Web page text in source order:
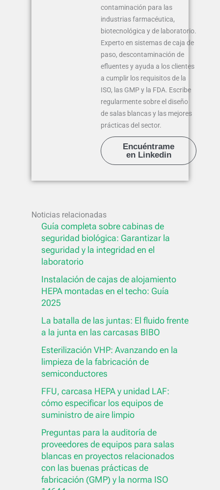
contaminación para las
industrias farmacéutica,
biotecnológica y de laboratorio.
Experto en sistemas de caja de
paso, descontaminación de
efluentes y ayuda a los clientes
a cumplir los requisitos de la
ISO, las GMP y la FDA. Escribe
regularmente sobre el diseño
de salas blancas y las mejores
prácticas del sector.
Encuéntrame
en Linkedin
Noticias relacionadas
Guía completa sobre cabinas de
seguridad biológica: Garantizar la
seguridad y la integridad en el
laboratorio
Instalación de cajas de alojamiento
HEPA montadas en el techo: Guía
2025
La batalla de las juntas: El fluido frente
a la junta en las carcasas BIBO
Esterilización VHP: Avanzando en la
limpieza de la fabricación de
semiconductores
FFU, carcasa HEPA y unidad LAF:
cómo especificar los equipos de
suministro de aire limpio
Preguntas para la auditoría de
proveedores de equipos para salas
blancas en proyectos relacionados
con las buenas prácticas de
fabricación (GMP) y la norma ISO